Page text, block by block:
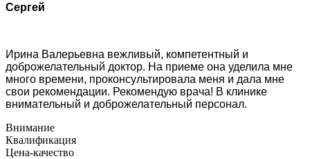
Сергей
Ирина Валерьевна вежливый, компетентный и
доброжелательный доктор. На приеме она уделила мне
много времени, проконсультировала меня и дала мне
свои рекомендации. Рекомендую врача! В клинике
внимательный и доброжелательный персонал.
Внимание
Квалификация
Цена-качество